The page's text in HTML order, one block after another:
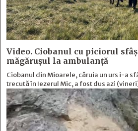
Video. Ciobanul cu piciorul
măgărușul la ambulanță
Ciobanul din Mioarele, căruia un urs i-a
trecută în Iezerul Mic, a fost dus azi